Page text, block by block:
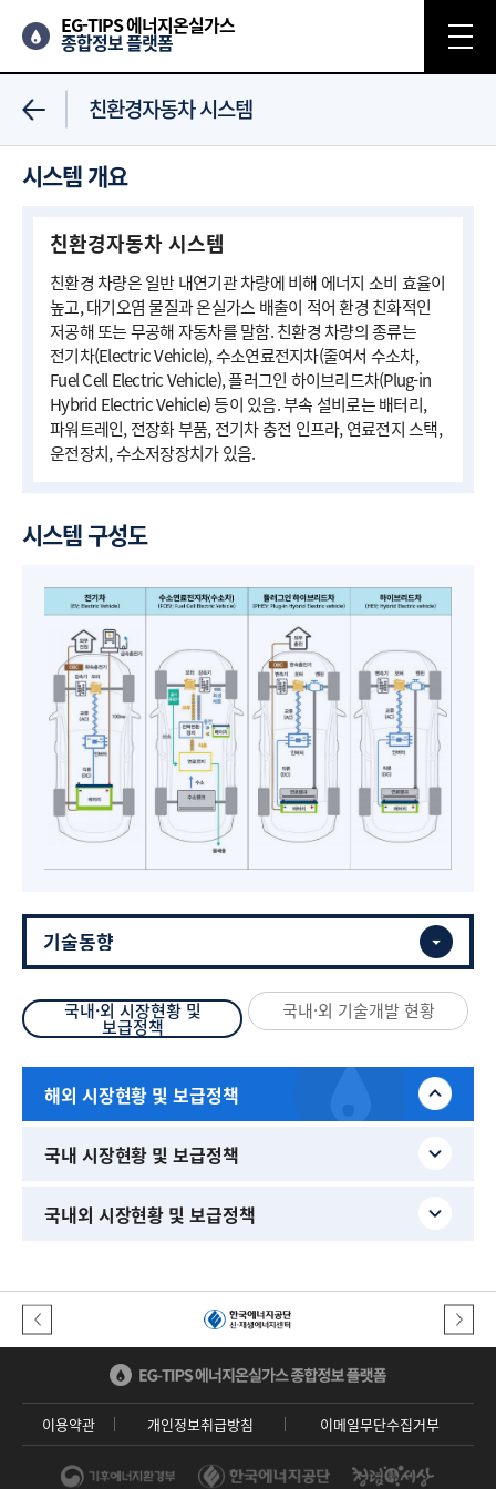
EG-TIPS 에너지온실가스
종합정보 플랫폼
친환경자동차 시스템
시스템 개요
친환경자동차 시스템
친환경 차량은 일반 내연기관 차량에 비해 에너지 소비 효율이
높고, 대기오염 물질과 온실가스 배출이 적어 환경 친화적인
저공해 또는 무공해 자동차를 말함. 친환경 차량의 종류는
전기차(Electric Vehicle), 수소연료전지차(줄여서 수소차,
Fuel Cell Electric Vehicle), 플러그인 하이브리드차(Plug-in
Hybrid Electric Vehicle) 등이 있음. 부속 설비로는 배터리,
파워트레인, 전장화 부품, 전기차 충전 인프라, 연료전지 스택,
운전장치, 수소저장장치가 있음.
시스템 구성도
국내·외 시장현황 및
보급정책
국내·외 기술개발 현황
해외 시장현황 및 보급정책
국내 시장현황 및 보급정책
국내외 시장현황 및 보급정책
이용약관 개인정보취급방침 이메일무단수집거부